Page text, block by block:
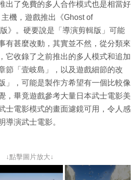
出了免費的多人合作模式也是相當好
機，遊戲推出《Ghost of
》。硬要說是「導演剪輯版」可能
有甚麼改動，其實並不然，從分類來
它收錄了之前推出的多人模式和追加
節「壹岐島」，以及遊戲細節的改
」，可能是製作方希望有一個比較像
，畢竟遊戲參考大量日本武士電影美
士電影模式的畫面濾鏡可用，令人感
導演武士電影。
↓點擊圖片放大↓